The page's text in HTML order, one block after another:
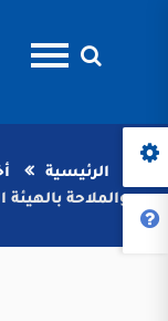
الرئيسية
والملاحة بالهيئة